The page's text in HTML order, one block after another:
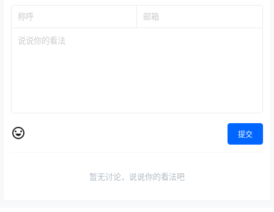
提交
暂无讨论，说说你的看法吧